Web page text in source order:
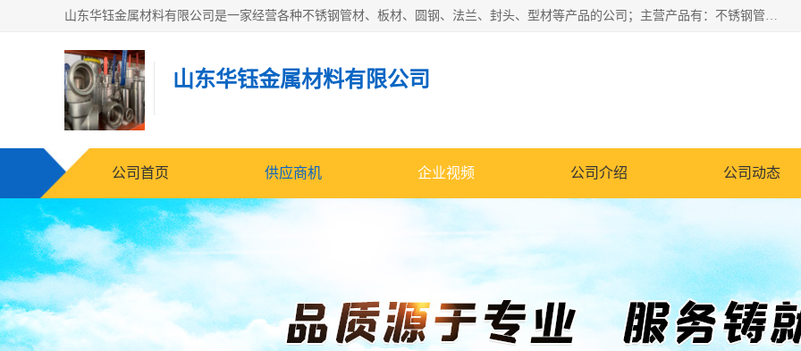
山东华钰金属材料有限公司是一家经营各种不锈钢管材、板材、圆钢、法兰、封头、型材等产品的公司；主营产品有：不锈钢管，激光切割，管件标准件，不锈钢圆钢，不锈钢人孔，不锈钢亮管，不锈钢角钢，不锈钢加工，不锈钢管子，不锈钢工业方管，不锈钢封头，不锈钢法兰，不锈钢阀门，不锈钢槽钢，不锈钢扁钢，不锈钢板等；可为客户制作各种规格的型材及不锈钢配件、非标准件及各种容器具等，能满足客户的不同采购要求。
山东华钰金属材料有限公司
公司首页 供应商机 企业视频 公司介绍 公司动态